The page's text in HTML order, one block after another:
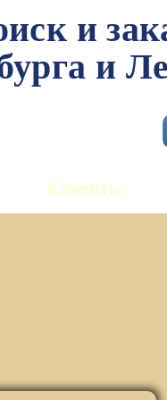
и
и
Клиенты